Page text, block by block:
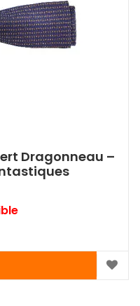
Dragonneau –